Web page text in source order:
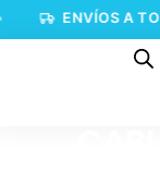
ENVÍOS A